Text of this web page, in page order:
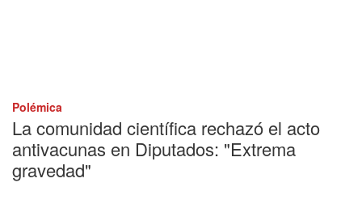
Polémica
La comunidad científica rechazó el acto
antivacunas en Diputados: "Extrema
gravedad"